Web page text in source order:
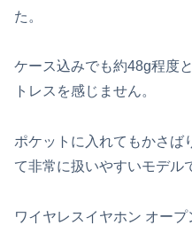
た。
ケース込みでも約48g程度
トレスを感じません。
ポケットに入れてもかさば
て非常に扱いやすいモデル
ワイヤレスイヤホン オー